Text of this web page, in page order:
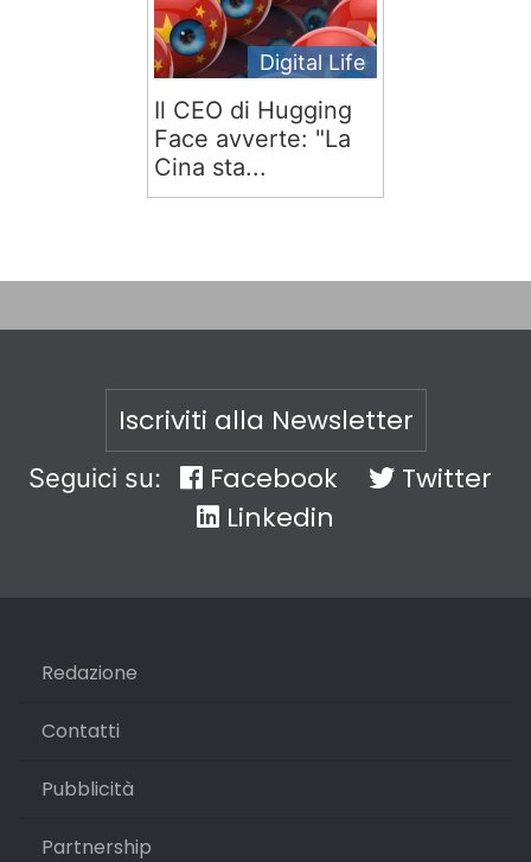
Digital Life
Il CEO di Hugging
Face avverte: "La
Cina sta...
Iscriviti alla Newsletter
Seguici su: Facebook
Twitter
Linkedin
Redazione
Contatti
Pubblicità
Partnership